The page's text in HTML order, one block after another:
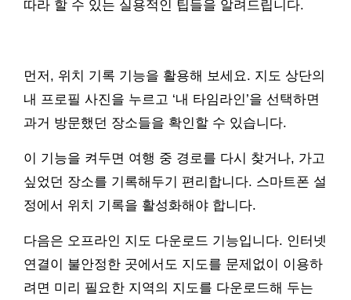
따라 할 수 있는 실용적인 팁들을 알려드립니다.
먼저, 위치 기록 기능을 활용해 보세요. 지도 상단의
내 프로필 사진을 누르고 ‘내 타임라인’을 선택하면
과거 방문했던 장소들을 확인할 수 있습니다.
이 기능을 켜두면 여행 중 경로를 다시 찾거나, 가고
싶었던 장소를 기록해두기 편리합니다. 스마트폰 설
정에서 위치 기록을 활성화해야 합니다.
다음은 오프라인 지도 다운로드 기능입니다. 인터넷
연결이 불안정한 곳에서도 지도를 문제없이 이용하
려면 미리 필요한 지역의 지도를 다운로드해 두는